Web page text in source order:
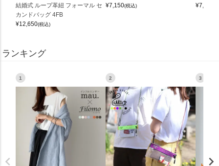
結婚式 ループ革紐 フォーマル セ
カンドバッグ 4FB
¥12,650(税込)
¥7,150(税込)
¥7,150
ランキング
1 2 3